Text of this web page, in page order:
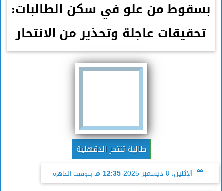
بسقوط من علو في سكن الطالبات:
تحقيقات عاجلة وتحذير من الانتحار
طالبة تنتحر الدقهلية
الإثنين، 8 ديسمبر 2025 12:35 مـ بتوقيت القاهرة